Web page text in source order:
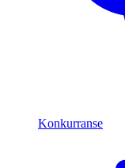
Konkurranse